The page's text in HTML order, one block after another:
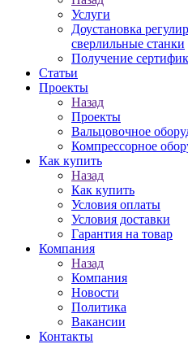
Услуги
Доустановка
сверлильные станки
Получение
Статьи
Проекты
Назад
Проекты
Вальцовочное
Компрессорное
Как купить
Назад
Как купить
Условия оплаты
Условия доставки
Гарантия на товар
Компания
Назад
Компания
Новости
Политика
Вакансии
Контакты